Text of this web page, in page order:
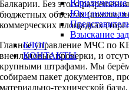
Юридические
Юридическая
Взыскание
БЛОГ
КОНТАКТЫ
Балкарии. Без этого
бюджетных объектах (школы,
коммерческих площадках
Главное управление МЧС по
внеплановые проверки, и
крупными штрафами. Мы берём
собираем пакет документов,
материально-технической